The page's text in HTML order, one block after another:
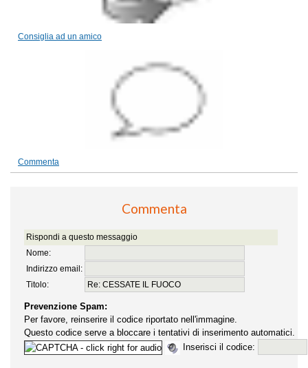
Consiglia ad un amico
Commenta
Commenta
Rispondi a questo messaggio
Nome:
Indirizzo email:
Titolo:
Prevenzione Spam:
Per favore, reinserire il codice riportato nell'immagine.
Questo codice serve a bloccare i tentativi di inserimento automatici.
Inserisci il codice: